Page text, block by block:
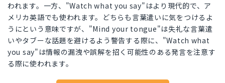
われます。一方、"Watch what you say"はより現代的で、ア
メリカ英語でも使われます。どちらも言葉遣いに気をつけるよ
うにという意味ですが、"Mind your tongue"は失礼な言葉遣
いやタブーな話題を避けるよう警告する際に、"Watch what
you say"は情報の漏洩や誤解を招く可能性のある発言を注意す
る際に使われます。